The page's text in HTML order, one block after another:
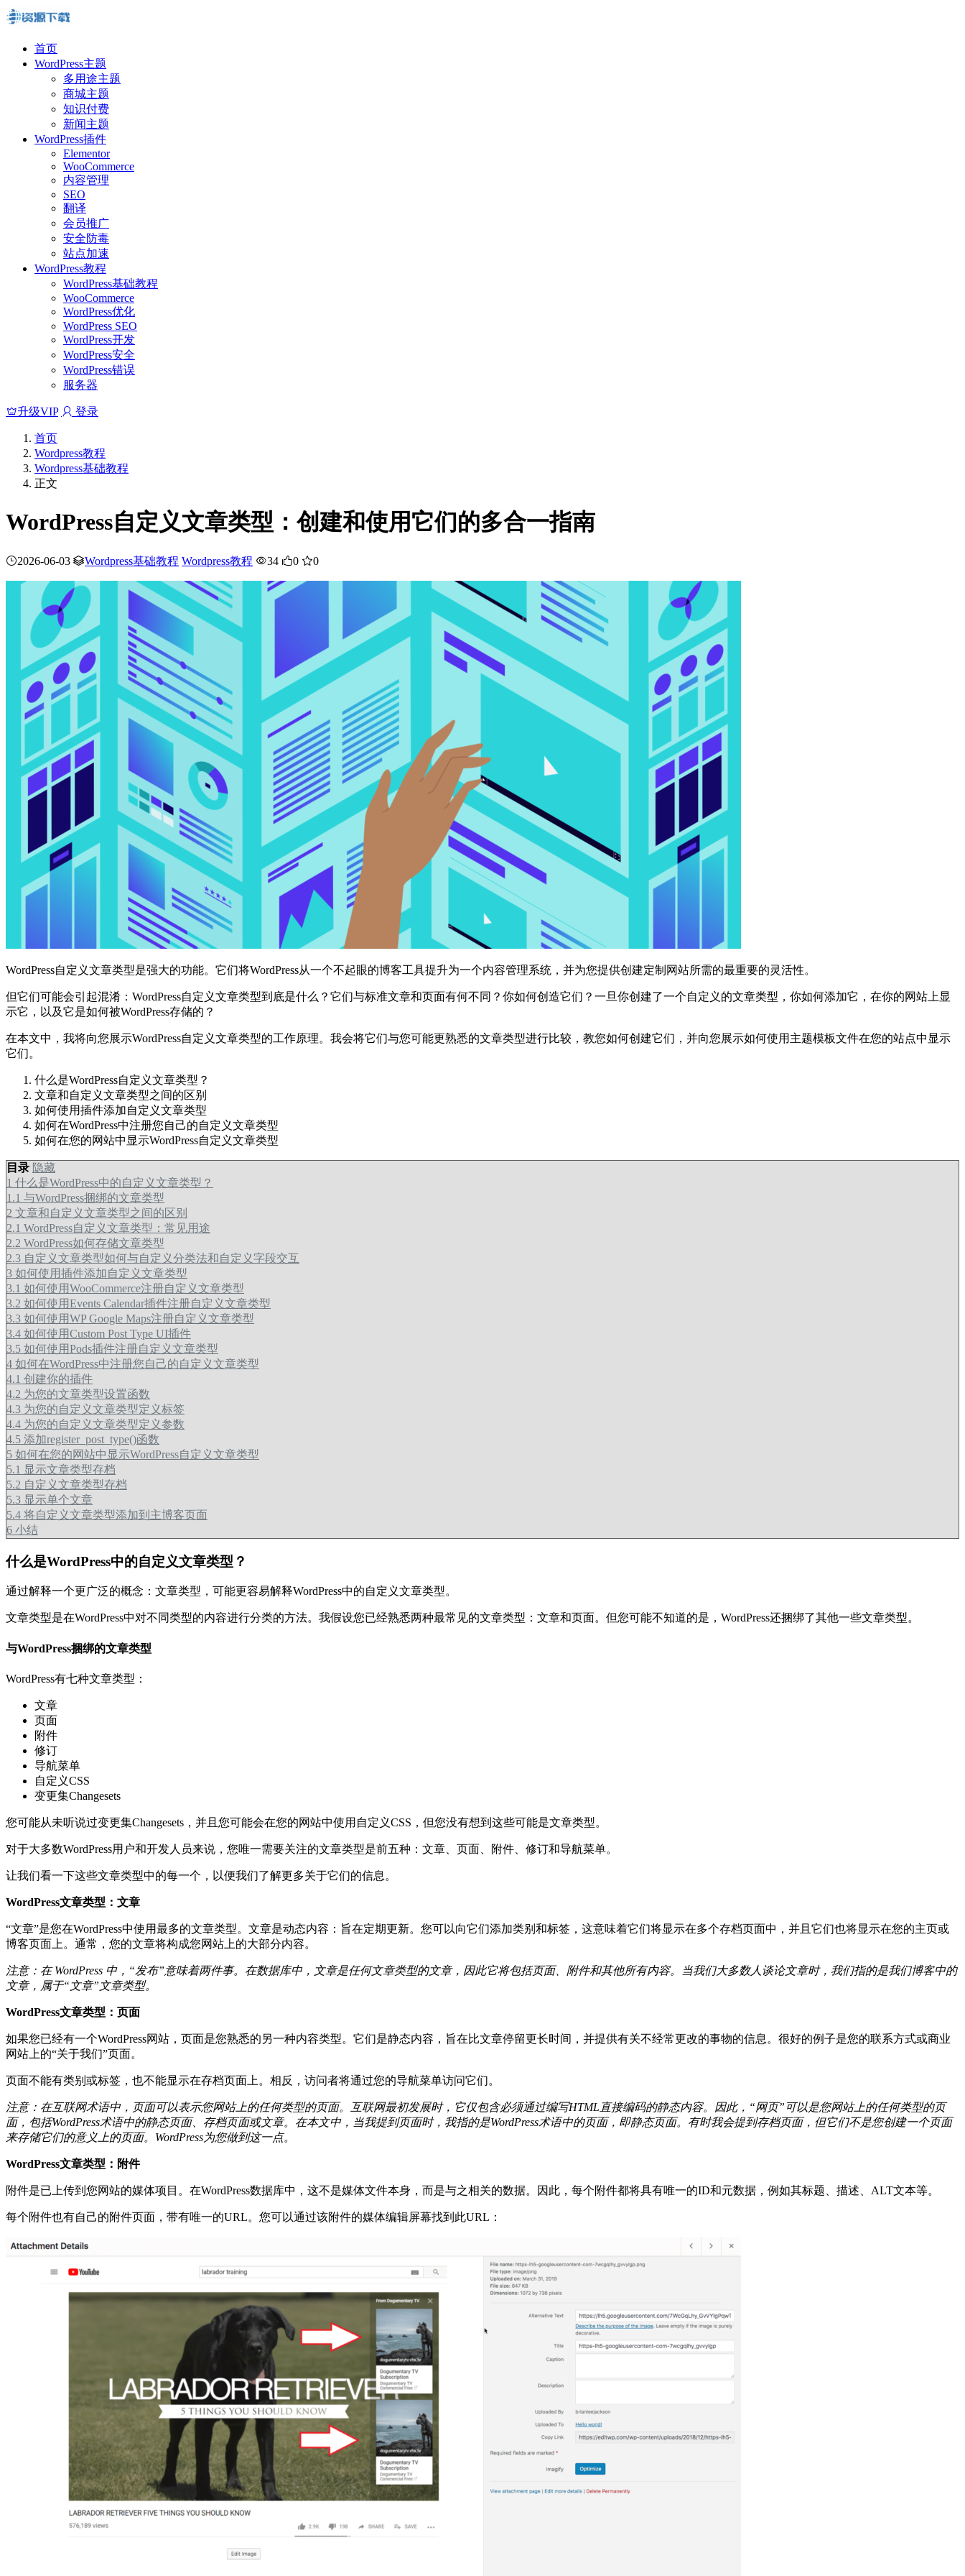
首页
WordPress主题
多用途主题
商城主题
知识付费
新闻主题
WordPress插件
Elementor
WooCommerce
内容管理
SEO
翻译
会员推广
安全防毒
站点加速
WordPress教程
WordPress基础教程
WooCommerce
WordPress优化
WordPress SEO
WordPress开发
WordPress安全
WordPress错误
服务器
升级VIP 登录
首页
Wordpress教程
Wordpress基础教程
正文
WordPress自定义文章类型：创建和使用它们的多合一指南
2026-06-03 Wordpress基础教程 Wordpress教程 34 0 0
WordPress自定义文章类型是强大的功能。它们将WordPress从一个不起眼的博客工具提升为一个内容管理系统，并为您提供创建定制网站所需的最重要的灵活性。
但它们可能会引起混淆：WordPress自定义文章类型到底是什么？它们与标准文章和页面有何不同？你如何创造它们？一旦你创建了一个自定义的文章类型，你如何添加它，在你的网站上显
示它，以及它是如何被WordPress存储的？
在本文中，我将向您展示WordPress自定义文章类型的工作原理。我会将它们与您可能更熟悉的文章类型进行比较，教您如何创建它们，并向您展示如何使用主题模板文件在您的站点中显示
它们。
什么是WordPress自定义文章类型？
文章和自定义文章类型之间的区别
如何使用插件添加自定义文章类型
如何在WordPress中注册您自己的自定义文章类型
如何在您的网站中显示WordPress自定义文章类型
目录 隐藏
1 什么是WordPress中的自定义文章类型？
1.1 与WordPress捆绑的文章类型
2 文章和自定义文章类型之间的区别
2.1 WordPress自定义文章类型：常见用途
2.2 WordPress如何存储文章类型
2.3 自定义文章类型如何与自定义分类法和自定义字段交互
3 如何使用插件添加自定义文章类型
3.1 如何使用WooCommerce注册自定义文章类型
3.2 如何使用Events Calendar插件注册自定义文章类型
3.3 如何使用WP Google Maps注册自定义文章类型
3.4 如何使用Custom Post Type UI插件
3.5 如何使用Pods插件注册自定义文章类型
4 如何在WordPress中注册您自己的自定义文章类型
4.1 创建你的插件
4.2 为您的文章类型设置函数
4.3 为您的自定义文章类型定义标签
4.4 为您的自定义文章类型定义参数
4.5 添加register_post_type()函数
5 如何在您的网站中显示WordPress自定义文章类型
5.1 显示文章类型存档
5.2 自定义文章类型存档
5.3 显示单个文章
5.4 将自定义文章类型添加到主博客页面
6 小结
什么是WordPress中的自定义文章类型？
通过解释一个更广泛的概念：文章类型，可能更容易解释WordPress中的自定义文章类型。
文章类型是在WordPress中对不同类型的内容进行分类的方法。我假设您已经熟悉两种最常见的文章类型：文章和页面。但您可能不知道的是，WordPress还捆绑了其他一些文章类型。
与WordPress捆绑的文章类型
WordPress有七种文章类型：
文章
页面
附件
修订
导航菜单
自定义CSS
变更集Changesets
您可能从未听说过变更集Changesets，并且您可能会在您的网站中使用自定义CSS，但您没有想到这些可能是文章类型。
对于大多数WordPress用户和开发人员来说，您唯一需要关注的文章类型是前五种：文章、页面、附件、修订和导航菜单。
让我们看一下这些文章类型中的每一个，以便我们了解更多关于它们的信息。
WordPress文章类型：文章
“文章”是您在WordPress中使用最多的文章类型。文章是动态内容：旨在定期更新。您可以向它们添加类别和标签，这意味着它们将显示在多个存档页面中，并且它们也将显示在您的主页或
博客页面上。通常，您的文章将构成您网站上的大部分内容。
注意：在 WordPress 中，“发布”意味着两件事。在数据库中，文章是任何文章类型的文章，因此它将包括页面、附件和其他所有内容。当我们大多数人谈论文章时，我们指的是我们博客中的
文章，属于“文章”文章类型。
WordPress文章类型：页面
如果您已经有一个WordPress网站，页面是您熟悉的另一种内容类型。它们是静态内容，旨在比文章停留更长时间，并提供有关不经常更改的事物的信息。很好的例子是您的联系方式或商业
网站上的“关于我们”页面。
页面不能有类别或标签，也不能显示在存档页面上。相反，访问者将通过您的导航菜单访问它们。
注意：在互联网术语中，页面可以表示您网站上的任何类型的页面。互联网最初发展时，它仅包含必须通过编写HTML直接编码的静态内容。因此，“网页”可以是您网站上的任何类型的页
面，包括WordPress术语中的静态页面、存档页面或文章。在本文中，当我提到页面时，我指的是WordPress术语中的页面，即静态页面。有时我会提到存档页面，但它们不是您创建一个页面
来存储它们的意义上的页面。WordPress为您做到这一点。
WordPress文章类型：附件
附件是已上传到您网站的媒体项目。在WordPress数据库中，这不是媒体文件本身，而是与之相关的数据。因此，每个附件都将具有唯一的ID和元数据，例如其标题、描述、ALT文本等。
每个附件也有自己的附件页面，带有唯一的URL。您可以通过该附件的媒体编辑屏幕找到此URL：